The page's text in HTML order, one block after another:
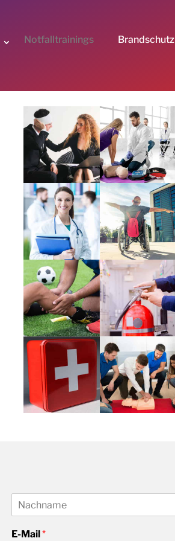
Notfalltrainings Brandschutz
a
E-Mail *